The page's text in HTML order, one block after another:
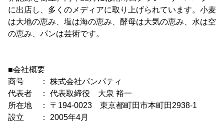
に出店し、多くのメディアに取り上げられています。小麦
は大地の恵み、塩は海の恵み、酵母は大気の恵み、水は空
の恵み、パンは芸術です。
■会社概要
商号 ： 株式会社パンパティ
代表者 ： 代表取締役 大泉 裕一
所在地 ： 〒194-0023 東京都町田市本町田2938-1
設立 ： 2005年4月